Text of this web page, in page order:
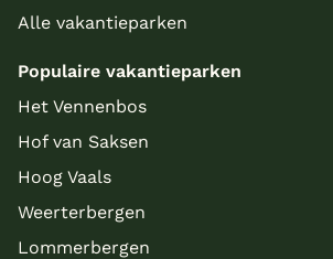
Alle vakantieparken
Populaire vakantieparken
Het Vennenbos
Hof van Saksen
Hoog Vaals
Weerterbergen
Lommerbergen